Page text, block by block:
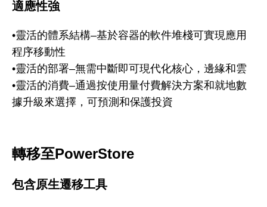
適應性強
•靈活的體系結構–基於容器的軟件堆棧可實現應用
程序移動性
•靈活的部署–無需中斷即可現代化核心，邊緣和雲
•靈活的消費–通過按使用量付費解決方案和就地數
據升級來選擇，可預測和保護投資
轉移至PowerStore
包含原生遷移工具